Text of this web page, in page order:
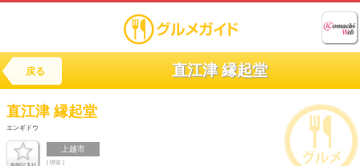
戻る 直江津 縁起堂
直江津 縁起堂
エンギドウ
上越市
[ 喫茶 ]